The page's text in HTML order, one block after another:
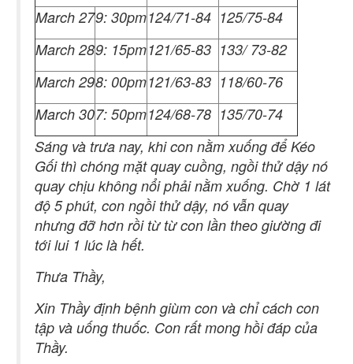
March 279: 30pm124/71-84 125/75-84
March 289: 15pm121/65-83 133/ 73-82
March 298: 00pm121/63-83 118/60-76
March 307: 50pm124/68-78 135/70-74
Sáng và trưa nay, khi con nằm xuống để Kéo
Gối thì chóng mặt quay cuồng, ngồi thử dậy nó
quay chịu không nổi phải nằm xuống. Chờ 1 lát
độ 5 phút, con ngồi thử dậy, nó vẫn quay
nhưng đỡ hơn rồi từ từ con lần theo giường đi
tới lui 1 lúc là hết.
Thưa Thầy,
Xin Thầy định bệnh giùm con và chỉ cách con
tập và uống thuốc. Con rất mong hồi đáp của
Thầy.